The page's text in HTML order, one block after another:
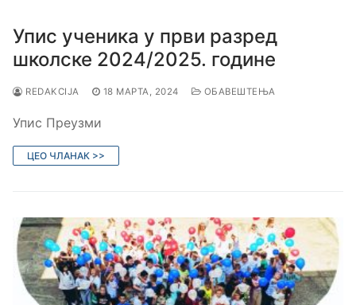
Упис ученика у први разред
школске 2024/2025. године
REDAKCIJA 18 МАРТА, 2024 ОБАВЕШТЕЊА
Упис Преузми
ЦЕО ЧЛАНАК >>